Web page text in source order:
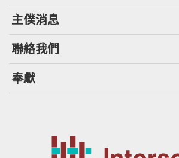
主僕消息
聯絡我們
奉獻